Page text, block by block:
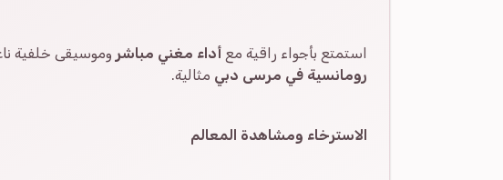
استمتع بأجواء راقية مع أداء مغني مباشر وموسيقى خلفية
رومانسية في مرسى دبي مثالية.
الاسترخاء ومشاهدة المعالم